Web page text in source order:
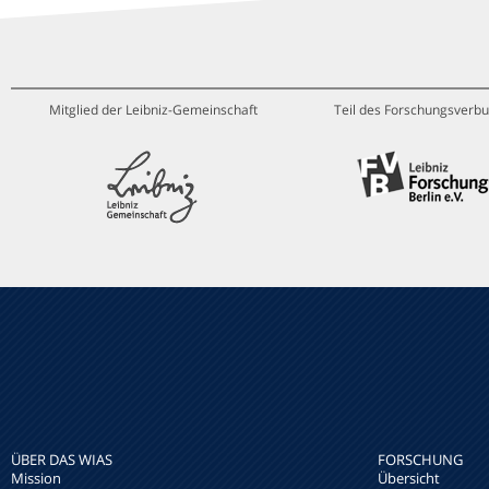
Mitglied der Leibniz-Gemeinschaft Teil des
ÜBER DAS WIAS
Mission
FORSCHUNG
Übersicht